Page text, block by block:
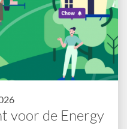
voor de Energy